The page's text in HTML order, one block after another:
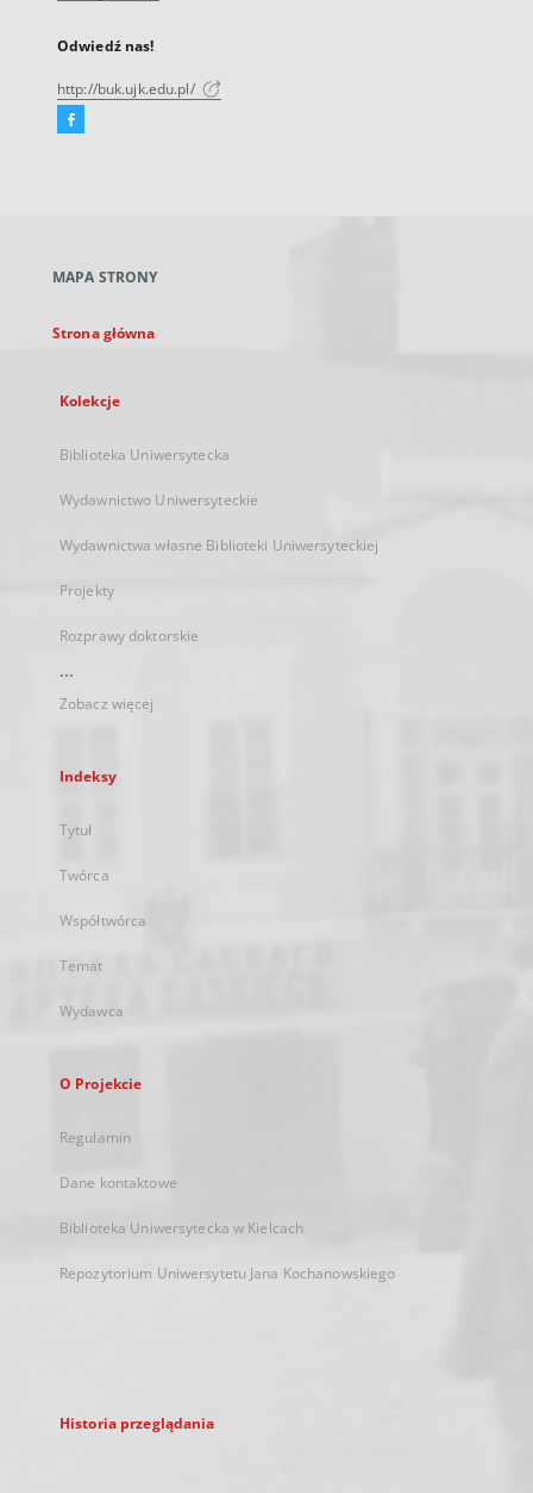
Odwiedź nas!
http://buk.ujk.edu.pl/
Facebook
karcie
MAPA STRONY
Strona główna
Kolekcje
Biblioteka Uniwersytecka
Wydawnictwo Uniwersyteckie
Wydawnictwa własne Biblioteki Uniwersyteckiej
Projekty
Rozprawy doktorskie
...
Zobacz więcej
Indeksy
Tytuł
Twórca
Współtwórca
Temat
Wydawca
O Projekcie
Regulamin
Dane kontaktowe
Biblioteka Uniwersytecka w Kielcach
Repozytorium Uniwersytetu Jana Kochanowskiego
Historia przeglądania